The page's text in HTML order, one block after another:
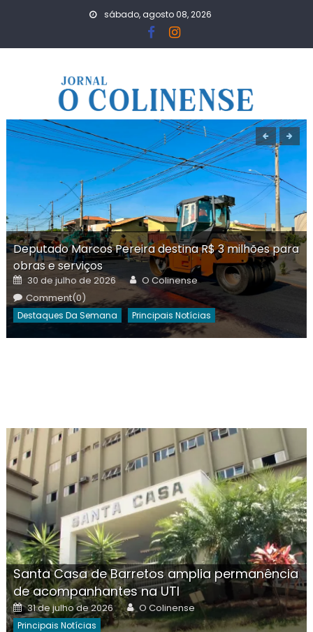
sábado, agosto 08, 2026
Deputado Marcos Pereira destina R$ 3 milhões para
obras e serviços
Posted
on
30 de julho de 2026 Author
O Colinense
Comment(0)
Destaques Da Semana Principais Notícias
Santa Casa de Barretos amplia permanência
de acompanhantes na UTI
Posted
on
31 de julho de 2026 Author
O Colinense
Principais Notícias